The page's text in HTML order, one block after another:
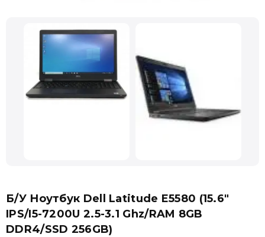
Б/У Ноутбук Dell Latitude E5580 (15.6"
IPS/i5-7200U 2.5-3.1 Ghz/RAM 8GB
DDR4/SSD 256GB)